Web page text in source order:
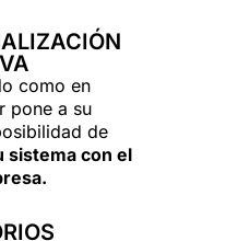
como en
pone a su
de
sistema con el